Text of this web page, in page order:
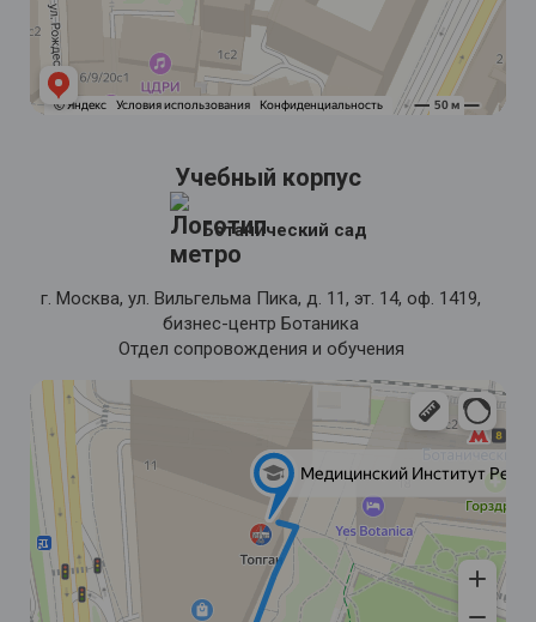
Учебный корпус
Ботанический сад
г. Москва, ул. Вильгельма Пика, д. 11, эт. 14, оф. 1419,
бизнес-центр Ботаника
Отдел сопровождения и обучения